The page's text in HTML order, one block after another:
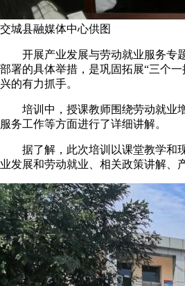
交城县融媒体中心供图
开展产业发展与劳动就业服务专题
部署的具体举措，是巩固拓展“三个
兴的有力抓手。
培训中，授课教师围绕劳动就业增
服务工作等方面进行了详细讲解。
据了解，此次培训以课堂教学和现
业发展和劳动就业、相关政策讲解、